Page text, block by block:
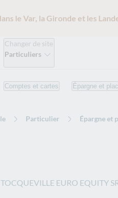
le Var, la Gironde et les
Changer de site
Particuliers
Comptes et cartes Épargne et
Particulier Épargne et
EURO EQUITY